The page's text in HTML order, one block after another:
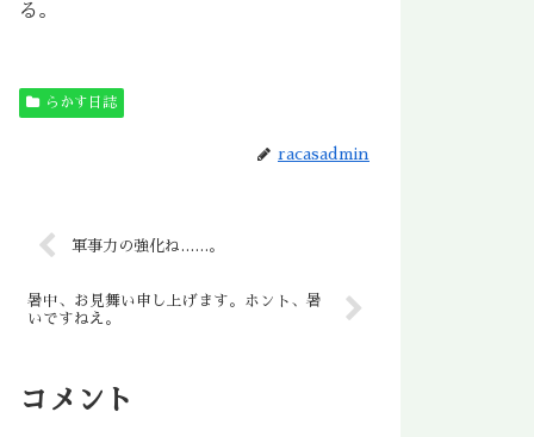
る。
らかす日誌
racasadmin
軍事力の強化ね……。
暑中、お見舞い申し上げます。ホント、暑
いですねえ。
コメント